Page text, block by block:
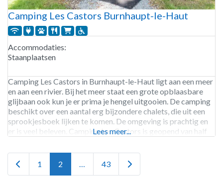
Camping Les Castors Burnhaupt-le-Haut
Accommodaties:
Staanplaatsen
Camping Les Castors in Burnhaupt-le-Haut ligt aan een meer
en aan een rivier. Bij het meer staat een grote opblaasbare
glijbaan ook kun je er prima je hengel uitgooien. De camping
beschikt over een aantal erg bijzondere chalets, die uit een
sprookjesboek lijken te komen. De omgeving is prachtig en
er is veel beleven. Camping Les Castors is geopend van half
Lees meer...
Newer posts
1 2 … 43 Older posts